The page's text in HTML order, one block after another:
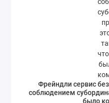
Фрейндли сервис
соблюдением
было